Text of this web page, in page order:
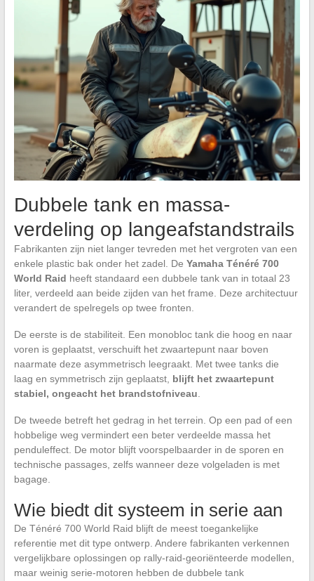
Dubbele tank en massa-
verdeling op langeafstandstrails
Fabrikanten zijn niet langer tevreden met het vergroten van een
enkele plastic bak onder het zadel. De Yamaha Ténéré 700
World Raid heeft standaard een dubbele tank van in totaal 23
liter, verdeeld aan beide zijden van het frame. Deze architectuur
verandert de spelregels op twee fronten.
De eerste is de stabiliteit. Een monobloc tank die hoog en naar
voren is geplaatst, verschuift het zwaartepunt naar boven
naarmate deze asymmetrisch leegraakt. Met twee tanks die
laag en symmetrisch zijn geplaatst, blijft het zwaartepunt
stabiel, ongeacht het brandstofniveau
De tweede betreft het gedrag in het terrein. Op een pad of een
hobbelige weg vermindert een beter verdeelde massa het
penduleffect. De motor blijft voorspelbaarder in de sporen en
technische passages, zelfs wanneer deze volgeladen is met
bagage.
Wie biedt dit systeem in serie aan
De Ténéré 700 World Raid blijft de meest toegankelijke
referentie met dit type ontwerp. Andere fabrikanten verkennen
vergelijkbare oplossingen op rally-raid-georiënteerde modellen,
maar weinig serie-motoren hebben de dubbele tank